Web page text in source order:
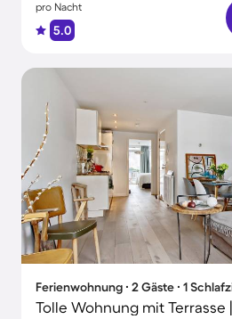
pro Nacht
5.0
Ferienwohnung ∙ 2 Gäste ∙ 1